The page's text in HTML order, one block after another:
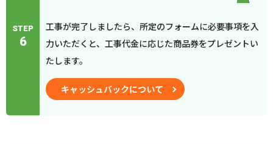
STEP
6
工事が完了しましたら、所定のフォームに必要事項を入
力いただくと、工事代金に応じた商品券をプレゼントい
たします。
キャッシュバックについて